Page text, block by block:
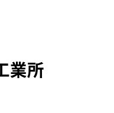
業所